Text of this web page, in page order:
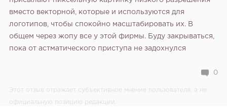
вместо векторной, которые и используются для
логотипов, чтобы спокойно масштабировать их. В
общем через жопу все у этой фирмы. Буду закрываться,
пока от астматического приступа не задохнулся
0
Этот отзыв отражает субъективное мнение пользователя, а не
официальную позицию редакции.